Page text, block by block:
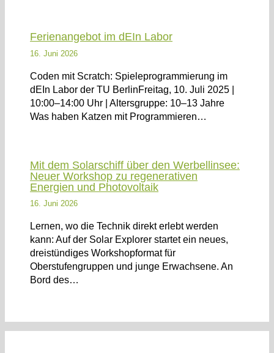
Ferienangebot im dEIn Labor
16. Juni 2026
Coden mit Scratch: Spieleprogrammierung im
dEIn Labor der TU BerlinFreitag, 10. Juli 2025 |
10:00–14:00 Uhr | Altersgruppe: 10–13 Jahre
Was haben Katzen mit Programmieren…
Mit dem Solarschiff über den Werbellinsee:
Neuer Workshop zu regenerativen
Energien und Photovoltaik
16. Juni 2026
Lernen, wo die Technik direkt erlebt werden
kann: Auf der Solar Explorer startet ein neues,
dreistündiges Workshopformat für
Oberstufengruppen und junge Erwachsene. An
Bord des…